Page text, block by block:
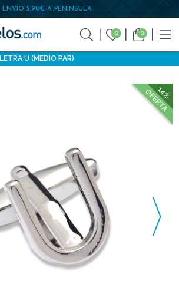
ENVÍO 5,90€ A PENÍNSULA
0 0
LETRA U (MEDIO PAR)
14%
OFERTA